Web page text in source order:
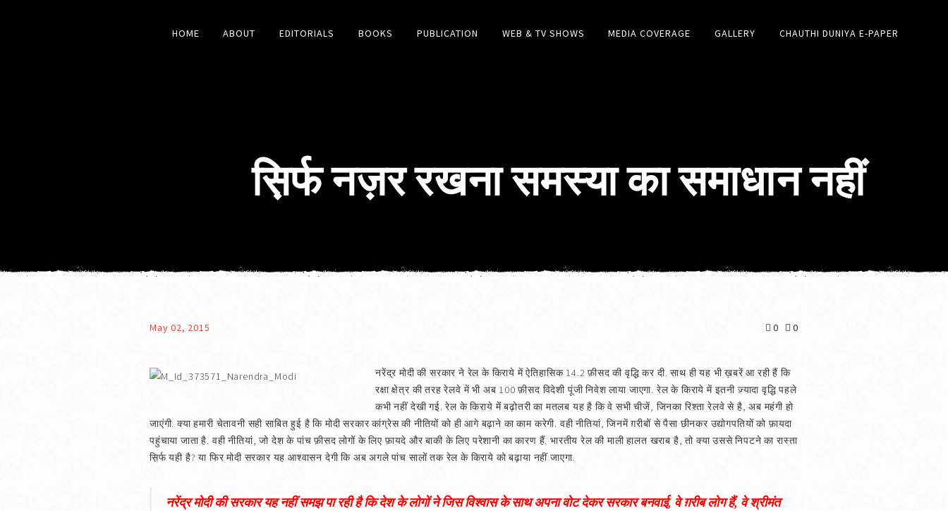
HOME ABOUT EDITORIALS BOOKS PUBLICATION WEB & TV SHOWS MEDIA COVERAGE GALLERY CHAUTHI DUNIYA E-PAPER
स़िर्फ नज़र रखना समस्या का समाधान नहीं
May 02, 2015 0 0
नरेंद्र मोदी की सरकार ने रेल के किराये में ऐतिहासिक 14.2 फ़ीसद की वृद्धि कर दी. साथ ही यह भी ख़बरें आ रही हैं कि
रक्षा क्षेत्र की तरह रेलवे में भी अब 100 फ़ीसद विदेशी पूंजी निवेश लाया जाएगा. रेल के किराये में इतनी ज़्यादा वृद्धि पहले
कभी नहीं देखी गई. रेल के किराये में बढ़ोतरी का मतलब यह है कि वे सभी चीजें, जिनका रिश्ता रेलवे से है, अब महंगी हो
जाएंगी. क्या हमारी चेतावनी सही साबित हुई है कि मोदी सरकार कांग्रेस की नीतियों को ही आगे बढ़ाने का काम करेगी. वही नीतियां, जिनमें ग़रीबों से पैसा छीनकर उद्योगपतियों को फ़ायदा
पहुंचाया जाता है. वही नीतियां, जो देश के पांच फ़ीसद लोगों के लिए फ़ायदे और बाकी के लिए परेशानी का कारण हैं. भारतीय रेल की माली हालत खराब है, तो क्या उससे निपटने का रास्ता
स़िर्फ यही है? या फिर मोदी सरकार यह आश्‍वासन देगी कि अब अगले पांच सालों तक रेल के किराये को बढ़ाया नहीं जाएगा.
नरेंद्र मोदी की सरकार यह नहीं समझ पा रही है कि देश के लोगों ने जिस विश्‍वास के साथ अपना वोट देकर सरकार बनवाई, वे ग़रीब लोग हैं, वे श्रीमंत